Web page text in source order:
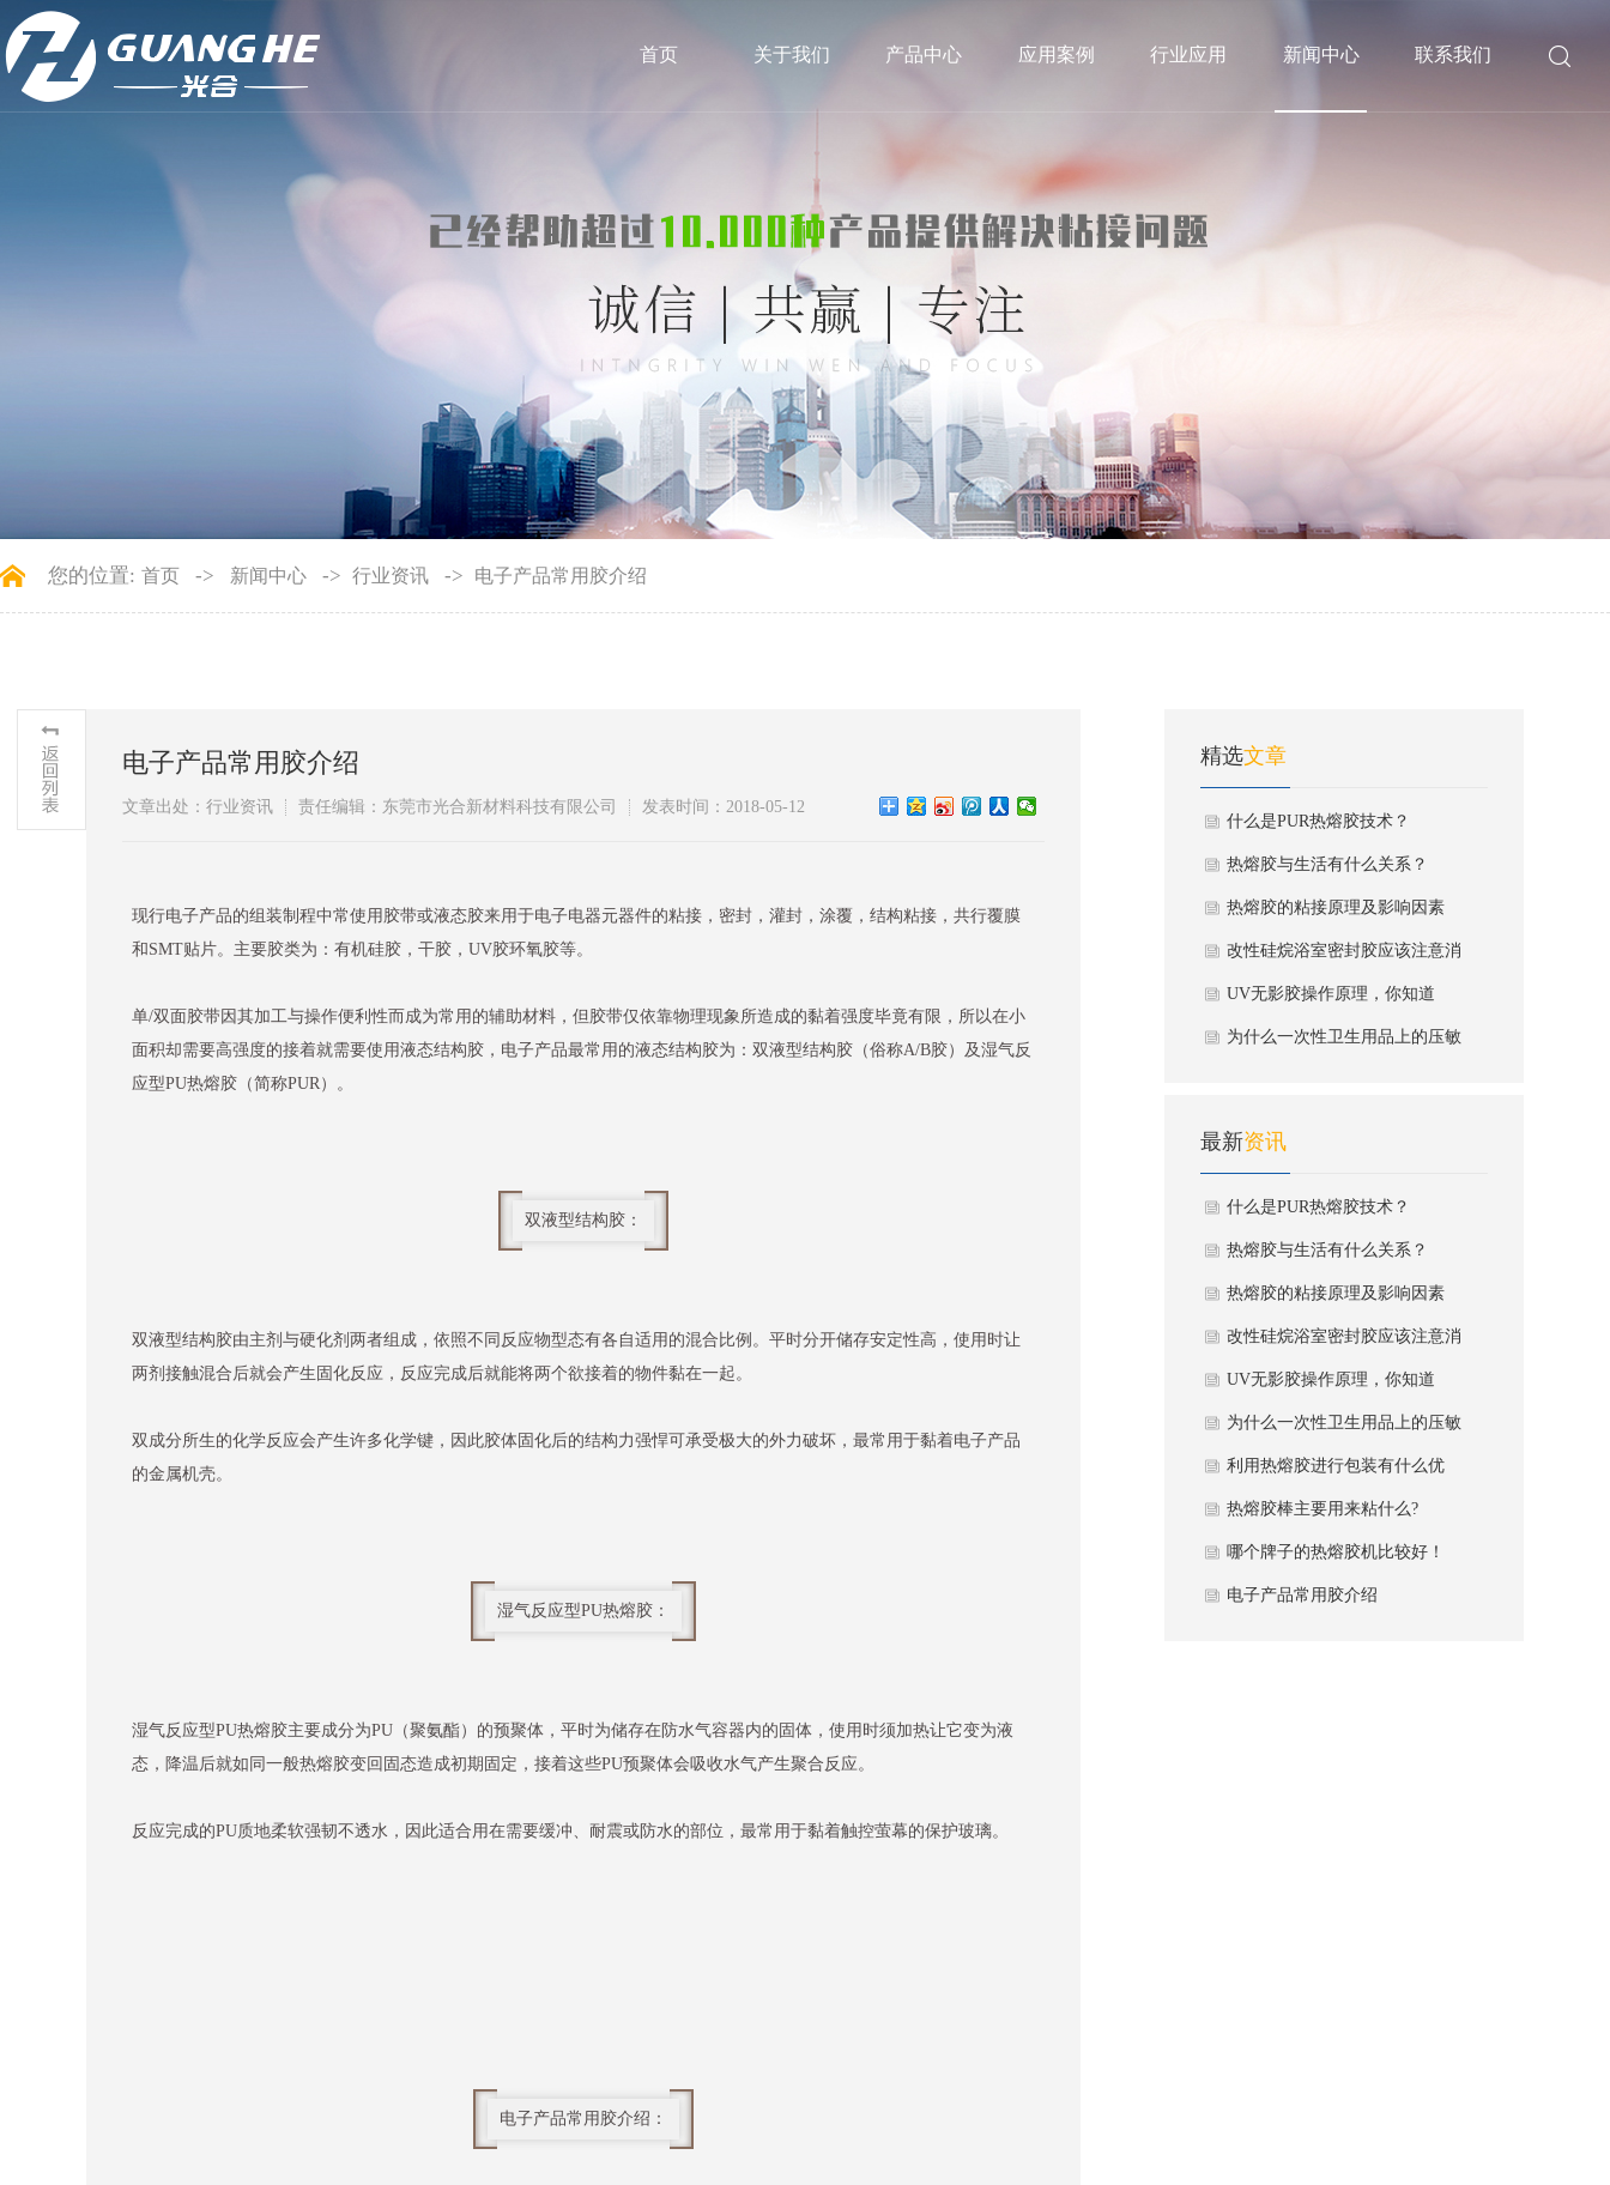
首页 关于我们 产品中心 应用案例 行业应用 新闻中心 联系我们 
您的位置: 首页 -> 新闻中心 -> 行业资讯 -> 电子产品常用胶介绍
电子产品常用胶介绍
文章出处：行业资讯 责任编辑：东莞市光合新材料科技有限公司 发表时间：2018-05-12
现行电子产品的组装制程中常使用胶带或液态胶来用于电子电器元器件的粘接，密封，灌封，涂覆，结构粘接，共行覆膜
和SMT贴片。主要胶类为：有机硅胶，干胶，UV胶环氧胶等。
单/双面胶带因其加工与操作便利性而成为常用的辅助材料，但胶带仅依靠物理现象所造成的黏着强度毕竟有限，所以在小
面积却需要高强度的接着就需要使用液态结构胶，电子产品最常用的液态结构胶为：双液型结构胶（俗称A/B胶）及湿气反
应型PU热熔胶（简称PUR）。
双液型结构胶：
双液型结构胶由主剂与硬化剂两者组成，依照不同反应物型态有各自适用的混合比例。平时分开储存安定性高，使用时让
两剂接触混合后就会产生固化反应，反应完成后就能将两个欲接着的物件黏在一起。
双成分所生的化学反应会产生许多化学键，因此胶体固化后的结构力强悍可承受极大的外力破坏，最常用于黏着电子产品
的金属机壳。
湿气反应型PU热熔胶：
湿气反应型PU热熔胶主要成分为PU（聚氨酯）的预聚体，平时为储存在防水气容器内的固体，使用时须加热让它变为液
态，降温后就如同一般热熔胶变回固态造成初期固定，接着这些PU预聚体会吸收水气产生聚合反应。
反应完成的PU质地柔软强韧不透水，因此适合用在需要缓冲、耐震或防水的部位，最常用于黏着触控萤幕的保护玻璃。
电子产品常用胶介绍：
精选文章
什么是PUR热熔胶技术？
热熔胶与生活有什么关系？
热熔胶的粘接原理及影响因素
改性硅烷浴室密封胶应该注意消
毒更换
UV无影胶操作原理，你知道
吗？
为什么一次性卫生用品上的压敏
最新资讯
什么是PUR热熔胶技术？
热熔胶与生活有什么关系？
热熔胶的粘接原理及影响因素
改性硅烷浴室密封胶应该注意消
毒更换
UV无影胶操作原理，你知道
吗？
为什么一次性卫生用品上的压敏
热熔胶会失粘？
利用热熔胶进行包装有什么优
势？
热熔胶棒主要用来粘什么?
哪个牌子的热熔胶机比较好！
电子产品常用胶介绍